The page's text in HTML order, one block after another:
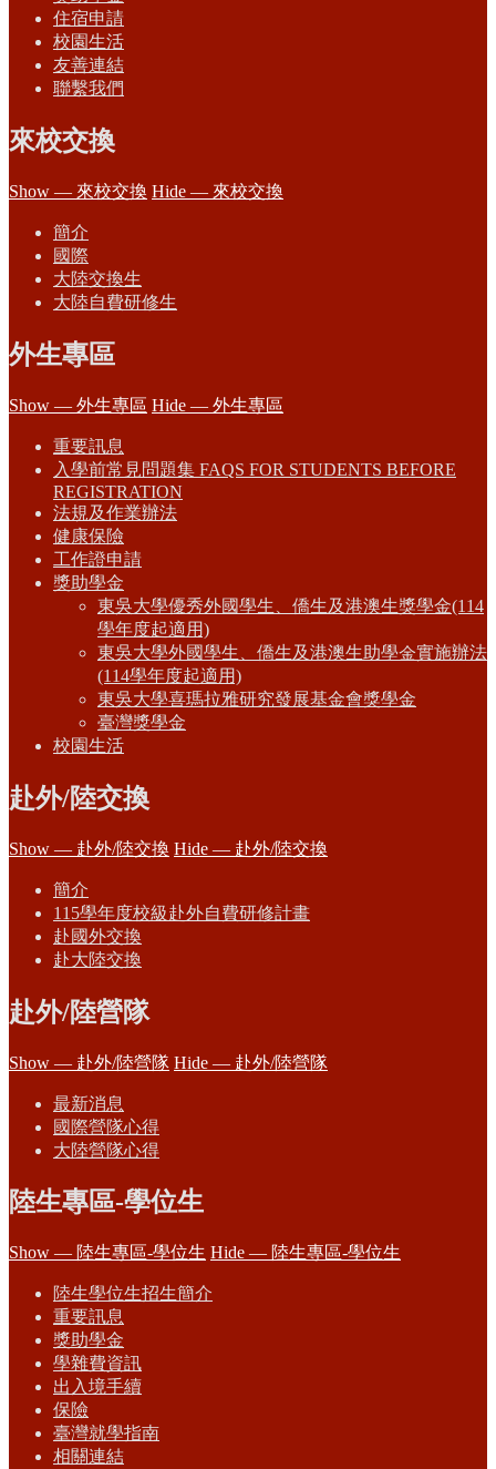
住宿申請
校園生活
友善連結
聯繫我們
來校交換
Show — 來校交換 Hide — 來校交換
簡介
國際
大陸交換生
大陸自費研修生
外生專區
Show — 外生專區 Hide — 外生專區
重要訊息
入學前常見問題集 FAQS FOR STUDENTS BEFORE
REGISTRATION
法規及作業辦法
健康保險
工作證申請
獎助學金
東吳大學優秀外國學生、僑生及港澳生獎學金(114
學年度起適用)
東吳大學外國學生、僑生及港澳生助學金實施辦法
(114學年度起適用)
東吳大學喜瑪拉雅研究發展基金會獎學金
臺灣獎學金
校園生活
赴外/陸交換
Show — 赴外/陸交換 Hide — 赴外/陸交換
簡介
115學年度校級赴外自費研修計畫
赴國外交換
赴大陸交換
赴外/陸營隊
Show — 赴外/陸營隊 Hide — 赴外/陸營隊
最新消息
國際營隊心得
大陸營隊心得
陸生專區-學位生
Show — 陸生專區-學位生 Hide — 陸生專區-學位生
陸生學位生招生簡介
重要訊息
獎助學金
學雜費資訊
出入境手續
保險
臺灣就學指南
相關連結